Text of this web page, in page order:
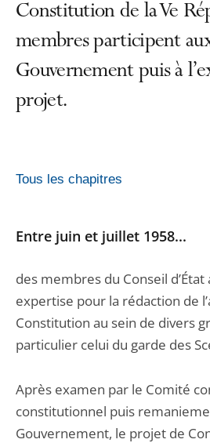
Constitution de la Ve
membres participent
Gouvernement puis à
projet.
Tous les chapitres
Entre juin et juillet 1958...
des membres du Conseil
expertise pour la rédaction de
Constitution au sein de divers
particulier celui du garde des
Après examen par le Comité
constitutionnel puis
Gouvernement, le projet de